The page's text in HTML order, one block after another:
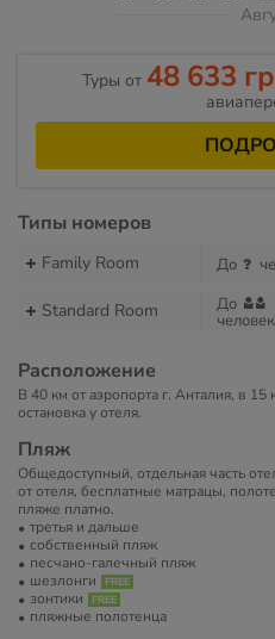
Туры от 48 633
Типы номеров
Family Room До
Standard Room До
человек
Расположение
В 40 км от аэропорта г. Анталия, в 15
остановка у отеля.
Пляж
Общедоступный, отдельная часть
от отеля, бесплатные матрацы,
пляже платно.
третья и дальше
собственный пляж
песчано-галечный пляж
шезлонги
зонтики
пляжные полотенца